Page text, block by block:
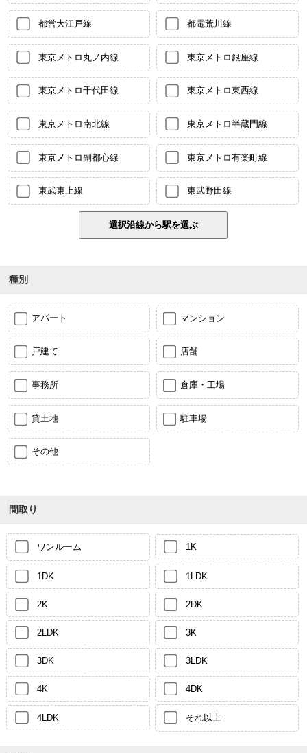
都営大江戸線 都電荒川線
東京メトロ丸ノ内線 東京メトロ銀座線
東京メトロ千代田線 東京メトロ東西線
東京メトロ南北線 東京メトロ半蔵門線
東京メトロ副都心線 東京メトロ有楽町線
東武東上線 東武野田線
種別
アパート マンション
戸建て 店舗
事務所 倉庫・工場
貸土地 駐車場
その他
間取り
ワンルーム 1K
1DK 1LDK
2K 2DK
2LDK 3K
3DK 3LDK
4K 4DK
4LDK それ以上